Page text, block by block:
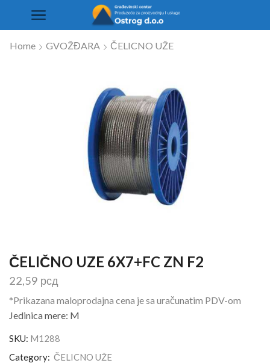
Home GVOŽĐARA ČELICNO UŽE
ČELIČNO UZE 6X7+FC ZN F2
22,59 рсд
*Prikazana maloprodajna cena je sa uračunatim PDV-om
Jedinica mere: M
SKU: M1288
Category: ČELICNO UŽE